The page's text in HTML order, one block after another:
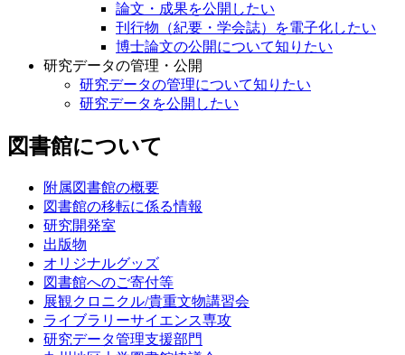
論文・成果を公開したい
刊行物（紀要・学会誌）を電子化したい
博士論文の公開について知りたい
研究データの管理・公開
研究データの管理について知りたい
研究データを公開したい
図書館について
附属図書館の概要
図書館の移転に係る情報
研究開発室
出版物
オリジナルグッズ
図書館へのご寄付等
展観クロニクル/貴重文物講習会
ライブラリーサイエンス専攻
研究データ管理支援部門